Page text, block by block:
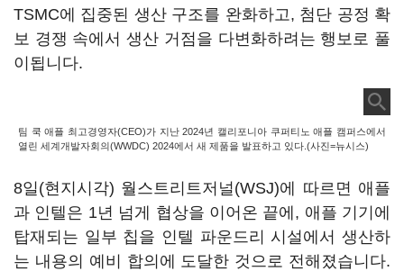
TSMC에 집중된 생산 구조를 완화하고, 첨단 공정 확
보 경쟁 속에서 생산 거점을 다변화하려는 행보로 풀
이됩니다.
팀 쿡 애플 최고경영자(CEO)가 지난 2024년 캘리포니아 쿠퍼티노 애플 캠퍼스에서
열린 세계개발자회의(WWDC) 2024에서 새 제품을 발표하고 있다.(사진=뉴시스)
8일(현지시각) 월스트리트저널(WSJ)에 따르면 애플
과 인텔은 1년 넘게 협상을 이어온 끝에, 애플 기기에
탑재되는 일부 칩을 인텔 파운드리 시설에서 생산하
는 내용의 예비 합의에 도달한 것으로 전해졌습니다.